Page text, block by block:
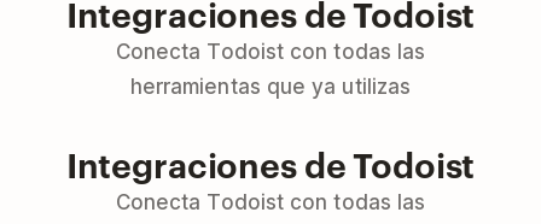
Integraciones de Todoist
Conecta Todoist con todas las
herramientas que ya utilizas
Integraciones de Todoist
Conecta Todoist con todas las